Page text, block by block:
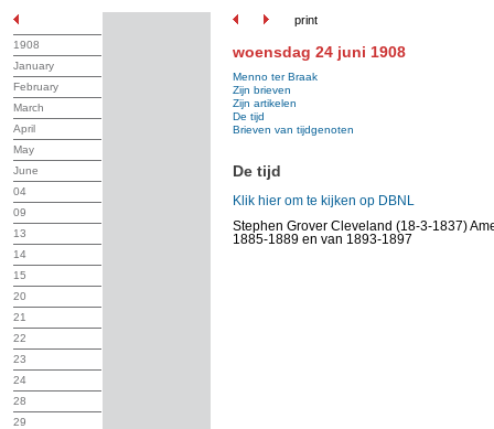
print
1908
January
February
March
April
May
June
04
09
13
14
15
20
21
22
23
24
28
29
woensdag 24 juni 1908
Menno ter Braak
Zijn brieven
Zijn artikelen
De tijd
Brieven van tijdgenoten
De tijd
Klik hier om te kijken op DBNL
Stephen Grover Cleveland (18-3-1837)
1885-1889 en van 1893-1897